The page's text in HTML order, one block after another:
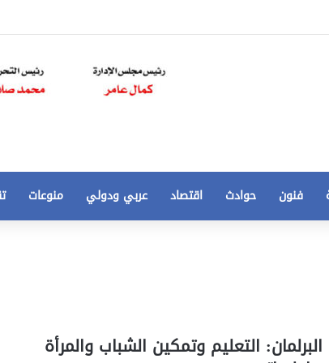
فنون حوادث اقتصاد عربي ودولي منوعات
التعليم وتمكين الشباب والمرأة
الي
50
تخفيض سعر المتر من 250 الي 50 جنيها